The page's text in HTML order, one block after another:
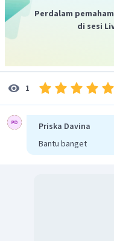
Perdalam
di sesi
1
Priska Davina
Bantu banget